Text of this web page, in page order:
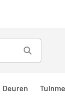
Deuren